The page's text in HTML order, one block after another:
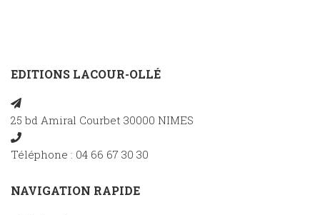
EDITIONS LACOUR-OLLÉ
25 bd Amiral Courbet 30000 NIMES
Téléphone : 04 66 67 30 30
NAVIGATION RAPIDE